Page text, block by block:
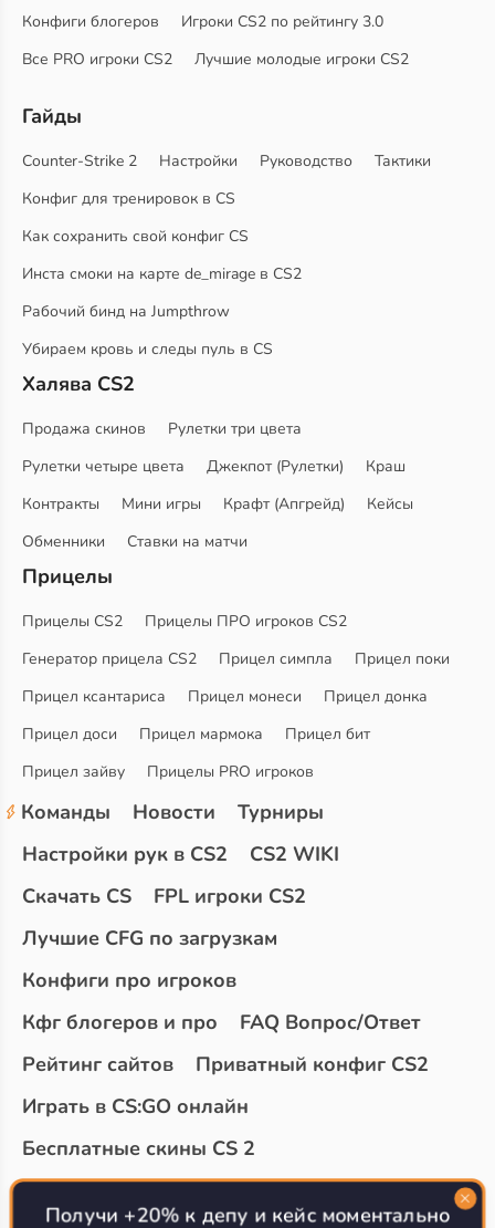
Конфиги блогеров
Игроки CS2 по рейтингу 3.0
Все PRO игроки CS2
Лучшие молодые игроки CS2
Гайды
Counter-Strike 2 Настройки Руководство
Тактики
Конфиг для тренировок в CS
Как сохранить свой конфиг CS
Инста смоки на карте de_mirage в CS2
Рабочий бинд на Jumpthrow
Убираем кровь и следы пуль в CS
Халява CS2
Продажа скинов
Рулетки три цвета
Рулетки четыре цвета
Джекпот (Рулетки)
Краш
Контракты
Мини игры Крафт (Апгрейд)
Кейсы
Обменники
Ставки на матчи
Прицелы
Прицелы CS2
Прицелы ПРО игроков CS2
Генератор прицела CS2
Прицел симпла
Прицел поки
Прицел ксантариса
Прицел монеси
Прицел донка
Прицел доси
Прицел мармока
Прицел бит
Прицел зайву
Прицелы PRO игроков
Команды Новости
Турниры
Настройки рук в CS2
CS2 WIKI
Скачать CS
FPL игроки CS2
Лучшие CFG по загрузкам
Конфиги про игроков
Кфг блогеров и про
FAQ Вопрос/Ответ
Рейтинг сайтов
Приватный конфиг CS2
Играть в CS:GO онлайн
Бесплатные скины CS 2
Топ сайтов с халявой КС 2
О проекте
Получи +20% к депу и кейс моментально